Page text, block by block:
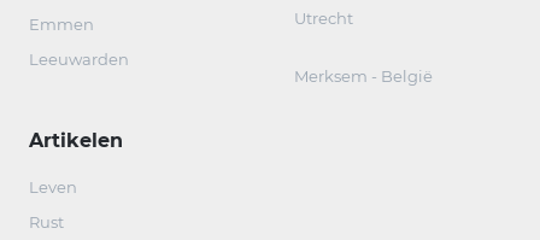
Emmen
Leeuwarden
Utrecht
Merksem - België
Artikelen
Leven
Rust